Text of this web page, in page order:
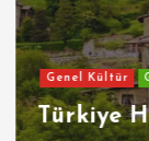
Genel Kültür
Türkiye